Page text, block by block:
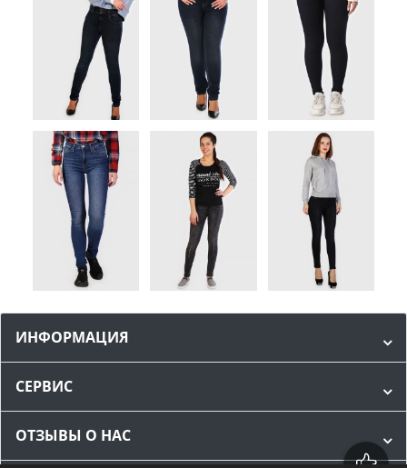
ИНФОРМАЦИЯ
СЕРВИС
ОТЗЫВЫ О НАС